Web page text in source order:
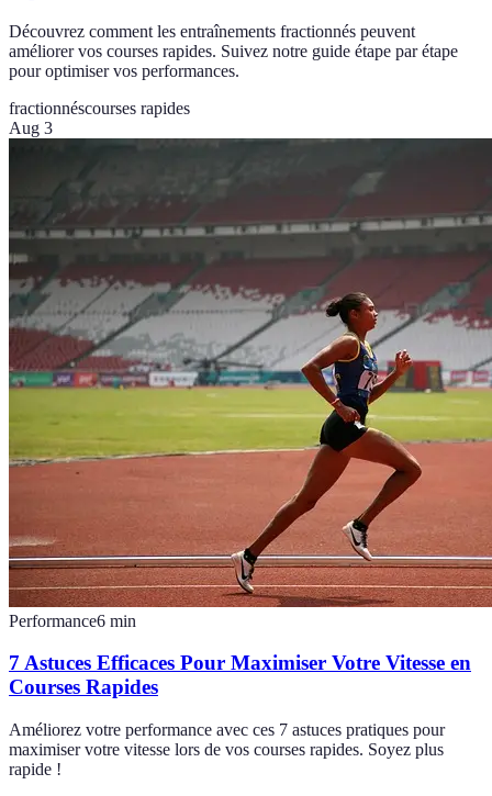
Découvrez comment les entraînements fractionnés peuvent
améliorer vos courses rapides. Suivez notre guide étape par étape
pour optimiser vos performances.
fractionnéscourses rapides
Aug 3
Performance6 min
7 Astuces Efficaces Pour Maximiser Votre Vitesse en
Courses Rapides
Améliorez votre performance avec ces 7 astuces pratiques pour
maximiser votre vitesse lors de vos courses rapides. Soyez plus
rapide !